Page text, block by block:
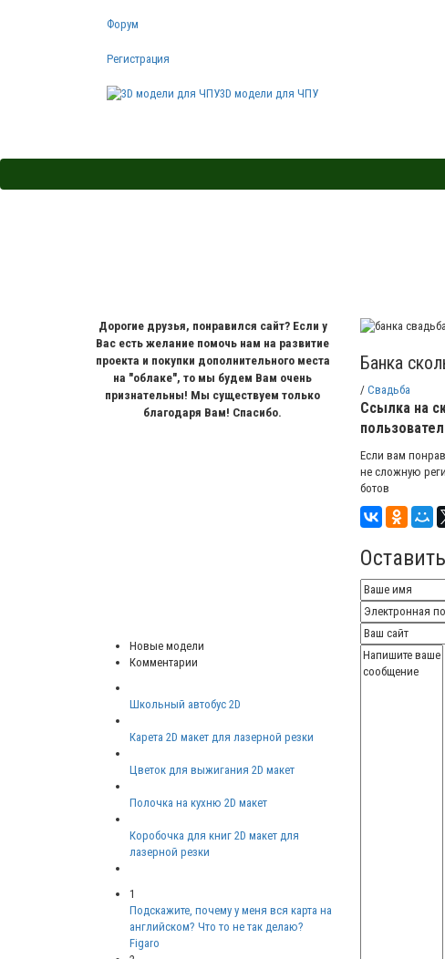
Форум
Регистрация
3D модели для ЧПУ
Дорогие друзья, понравился сайт? Если у
Вас есть желание помочь нам на развитие
проекта и покупки дополнительного места
на "облаке", то мы будем Вам очень
признательны! Мы существуем только
благодаря Вам! Спасибо.
Новые модели
Комментарии
Школьный автобус 2D
Карета 2D макет для лазерной резки
Цветок для выжигания 2D макет
Полочка на кухню 2D макет
Коробочка для книг 2D макет для
лазерной резки
1
Подскажите, почему у меня вся карта на
английском? Что то не так делаю?
Figaro
Банка
/ Свадьба
Ссылка на
Если вам
не сложную
ботов